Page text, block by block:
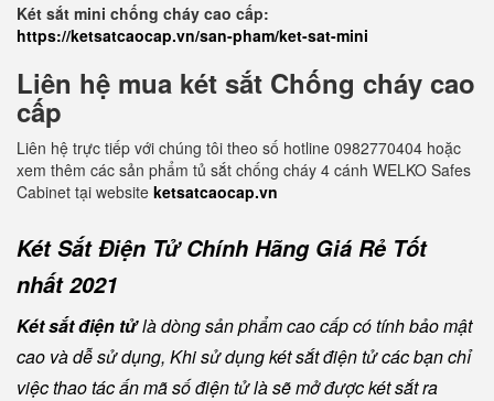
Két sắt mini chống cháy cao cấp:
https://ketsatcaocap.vn/san-pham/ket-sat-mini
Liên hệ mua két sắt Chống cháy cao
cấp
Liên hệ trực tiếp với chúng tôi theo số hotline 0982770404 hoặc
xem thêm các sản phẩm tủ sắt chống cháy 4 cánh WELKO Safes
Cabinet tại website ketsatcaocap.vn
Két Sắt Điện Tử Chính Hãng Giá Rẻ Tốt
nhất 2021
Két sắt điện tửlà dòng sản phẩm cao cấp có tính bảo mật
cao và dễ sử dụng, Khi sử dụng két sắt điện tử các bạn chỉ
việc thao tác ấn mã số điện tử là sẽ mở được két sắt ra